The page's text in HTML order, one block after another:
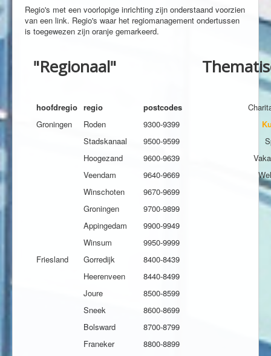
Regio's met een voorlopige inrichting zijn onderstaand voorzien
van een link. Regio's waar het regiomanagement ondertussen
is toegewezen zijn oranje gemarkeerd.
"Regionaal"
hoofdregio regio
postcodes
Groningen
Roden
9300-9399
Stadskanaal
9500-9599
Hoogezand
9600-9639
Veendam
9640-9669
Winschoten
9670-9699
Groningen
9700-9899
Appingedam
9900-9949
Winsum
9950-9999
Friesland
Gorredijk
8400-8439
Heerenveen
8440-8499
Joure
8500-8599
Sneek
8600-8699
Bolsward
8700-8799
Franeker
8800-8899